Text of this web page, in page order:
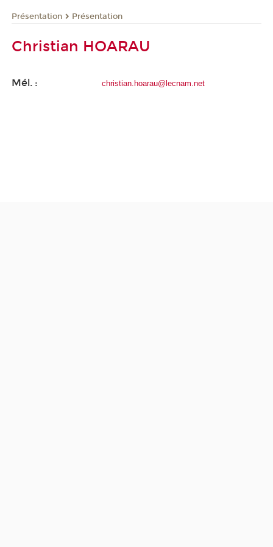
Présentation Présentation
Christian HOARAU
Mél. : christian.hoarau@lecnam.net